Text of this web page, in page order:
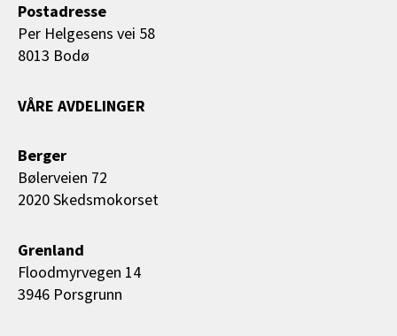
Postadresse
Per Helgesens vei 58
8013 Bodø
VÅRE AVDELINGER
Berger
Bølerveien 72
2020 Skedsmokorset
Grenland
Floodmyrvegen 14
3946 Porsgrunn